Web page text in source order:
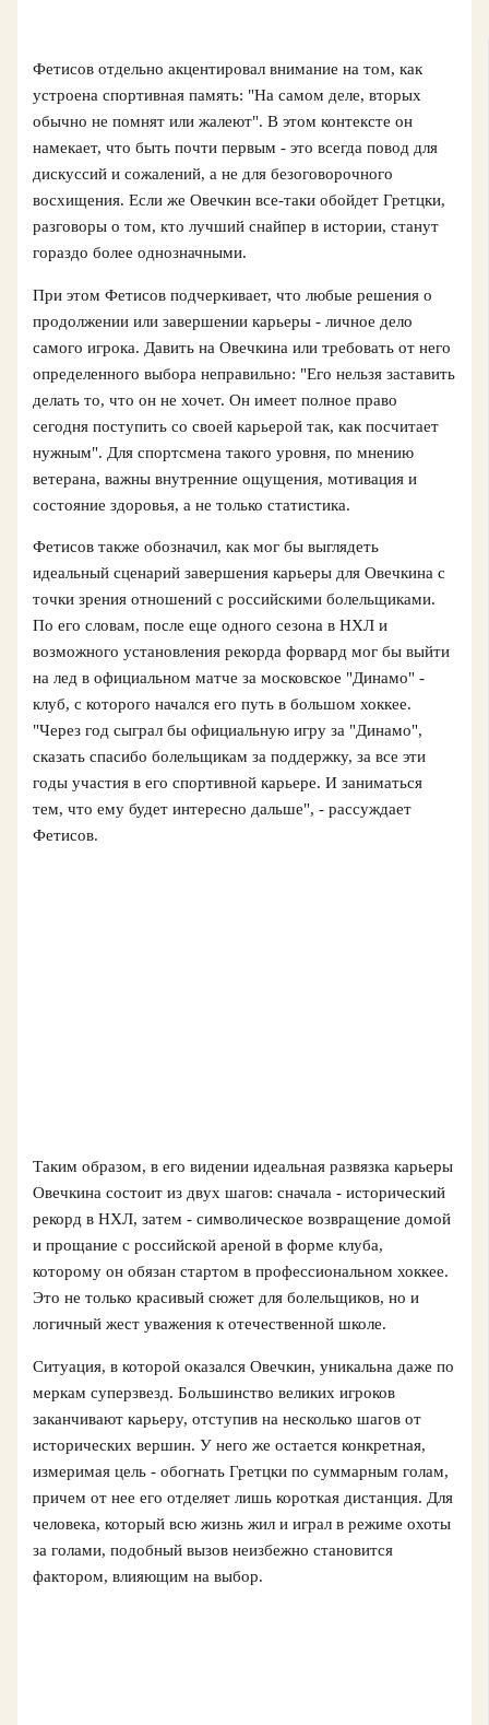
Фетисов отдельно акцентировал внимание на том, как
устроена спортивная память: "На самом деле, вторых
обычно не помнят или жалеют". В этом контексте он
намекает, что быть почти первым - это всегда повод для
дискуссий и сожалений, а не для безоговорочного
восхищения. Если же Овечкин все-таки обойдет Гретцки,
разговоры о том, кто лучший снайпер в истории, станут
гораздо более однозначными.
При этом Фетисов подчеркивает, что любые решения о
продолжении или завершении карьеры - личное дело
самого игрока. Давить на Овечкина или требовать от него
определенного выбора неправильно: "Его нельзя заставить
делать то, что он не хочет. Он имеет полное право
сегодня поступить со своей карьерой так, как посчитает
нужным". Для спортсмена такого уровня, по мнению
ветерана, важны внутренние ощущения, мотивация и
состояние здоровья, а не только статистика.
Фетисов также обозначил, как мог бы выглядеть
идеальный сценарий завершения карьеры для Овечкина с
точки зрения отношений с российскими болельщиками.
По его словам, после еще одного сезона в НХЛ и
возможного установления рекорда форвард мог бы выйти
на лед в официальном матче за московское "Динамо" -
клуб, с которого начался его путь в большом хоккее.
"Через год сыграл бы официальную игру за "Динамо",
сказать спасибо болельщикам за поддержку, за все эти
годы участия в его спортивной карьере. И заниматься
тем, что ему будет интересно дальше", - рассуждает
Фетисов.
Таким образом, в его видении идеальная развязка карьеры
Овечкина состоит из двух шагов: сначала - исторический
рекорд в НХЛ, затем - символическое возвращение домой
и прощание с российской ареной в форме клуба,
которому он обязан стартом в профессиональном хоккее.
Это не только красивый сюжет для болельщиков, но и
логичный жест уважения к отечественной школе.
Ситуация, в которой оказался Овечкин, уникальна даже по
меркам суперзвезд. Большинство великих игроков
заканчивают карьеру, отступив на несколько шагов от
исторических вершин. У него же остается конкретная,
измеримая цель - обогнать Гретцки по суммарным голам,
причем от нее его отделяет лишь короткая дистанция. Для
человека, который всю жизнь жил и играл в режиме охоты
за голами, подобный вызов неизбежно становится
фактором, влияющим на выбор.